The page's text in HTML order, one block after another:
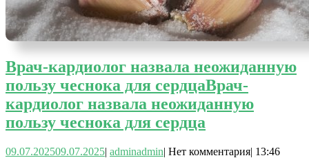
Врач-кардиолог назвала неожиданную
пользу чеснока для сердцаВрач-
кардиолог назвала неожиданную
пользу чеснока для сердца
09.07.202509.07.2025| adminadmin| Нет комментария| 13:46